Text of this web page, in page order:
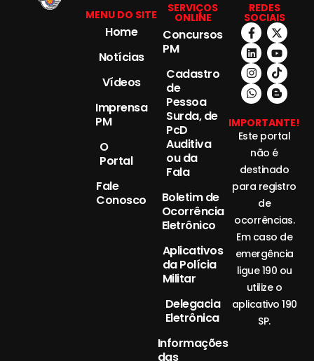
MENU DO SITE
Home
Notícias
Vídeos
Imprensa
PM
O
Portal
Fale
Conosco
SERVIÇOS
ONLINE
Concursos
PM
Cadastro
de
Pessoa
Surda, de
PcD
Auditiva
ou da
Fala
Boletim de
Ocorrência
Eletrônico
Aplicativos
da Polícia
Militar
Delegacia
Eletrônica
Informações
das
REDES
SOCIAIS
IMPORTANTE!
Este portal
não é
destinado
para registro
de
ocorrências.
Em caso de
emergência
ligue 190 ou
utilize o
aplicativo 190
SP.